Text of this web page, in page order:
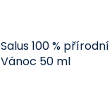
Salus 100 %
Vánoc 50 ml